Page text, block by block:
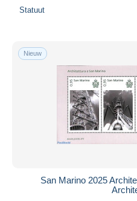
Statuut
Nieuw
San Marino 2025